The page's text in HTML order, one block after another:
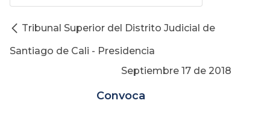
Tribunal Superior del Distrito Judicial de
Santiago de Cali - Presidencia
Septiembre 17 de 2018
Convoca